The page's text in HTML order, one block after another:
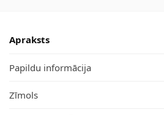
Apraksts
Papildu informācija
Zīmols